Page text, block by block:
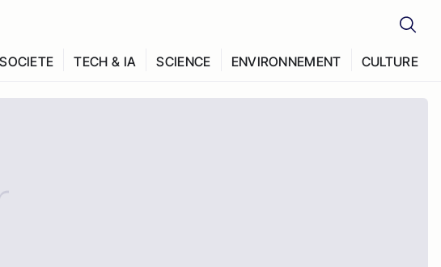
SOCIETE TECH & IA SCIENCE ENVIRONNEMENT CULTURE